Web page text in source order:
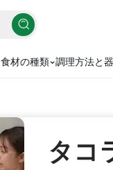
食材の種類 調理方法と
タコ